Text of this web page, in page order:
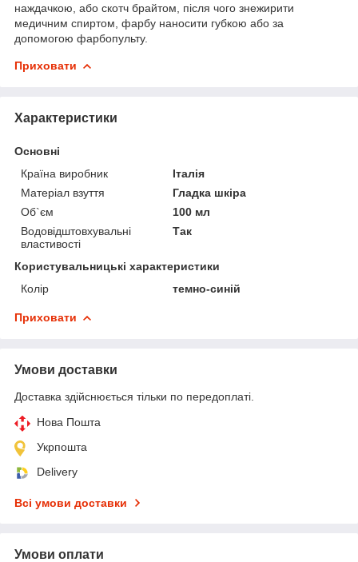
наждачкою, або скотч брайтом, після чого знежирити
медичним спиртом, фарбу наносити губкою або за
допомогою фарбопульту.
Приховати
Характеристики
Основні
Країна виробник
Італія
Матеріал взуття
Гладка шкіра
Об`єм
100 мл
Водовідштовхувальні
властивості
Так
Користувальницькі характеристики
Колір
темно-синій
Приховати
Умови доставки
Доставка здійснюється тільки по передоплаті.
Нова Пошта
Укрпошта
Delivery
Всі умови доставки
Умови оплати